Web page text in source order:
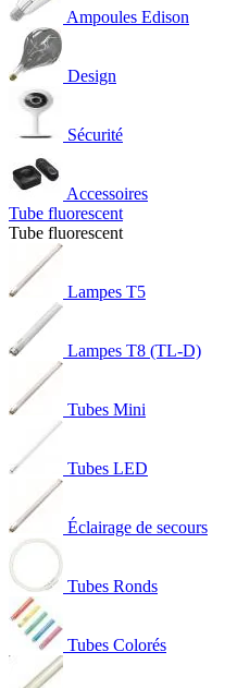
Ampoules Edison
Design
Sécurité
Accessoires
Tube fluorescent
Tube fluorescent
Lampes T5
Lampes T8 (TL-D)
Tubes Mini
Tubes LED
Éclairage de secours
Tubes Ronds
Tubes Colorés